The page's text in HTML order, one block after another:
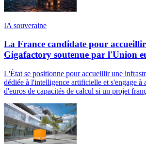
IA souveraine
La France candidate pour
Gigafactory soutenue par l'Union
L'État se positionne pour accueillir une
dédiée à l'intelligence artificielle et s'engage à
d'euros de capacités de calcul si un projet